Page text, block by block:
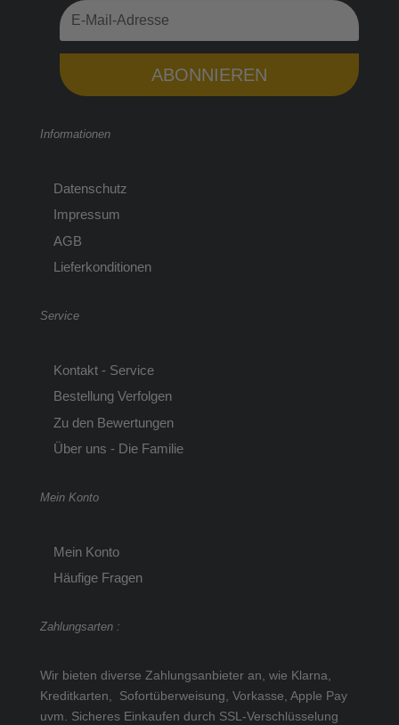
ABONNIEREN
Informationen
Datenschutz
Impressum
AGB
Lieferkonditionen
Service
Kontakt - Service
Bestellung Verfolgen
Zu den Bewertungen
Über uns - Die Familie
Mein Konto
Mein Konto
Häufige Fragen
Zahlungsarten :
Wir bieten diverse Zahlungsanbieter an, wie Klarna,
Kreditkarten, Sofortüberweisung, Vorkasse, Apple Pay
uvm. Sicheres Einkaufen durch SSL-Verschlüsselung